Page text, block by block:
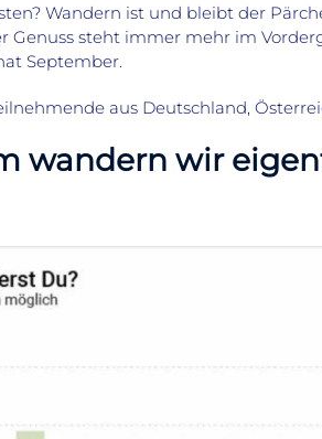
Wandern ist und bleibt der
Genuss steht immer mehr im
September.
aus Deutschland,
wandern wir